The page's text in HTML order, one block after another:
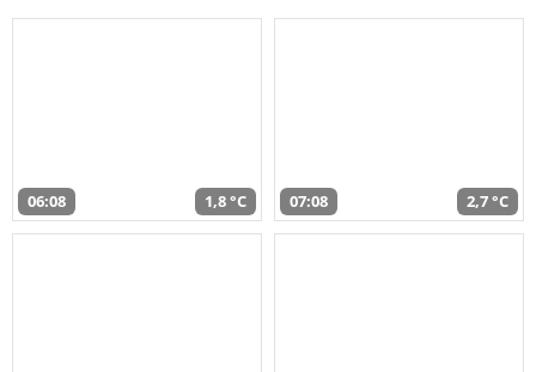
06:08 1,8 °C 07:08 2,7 °C